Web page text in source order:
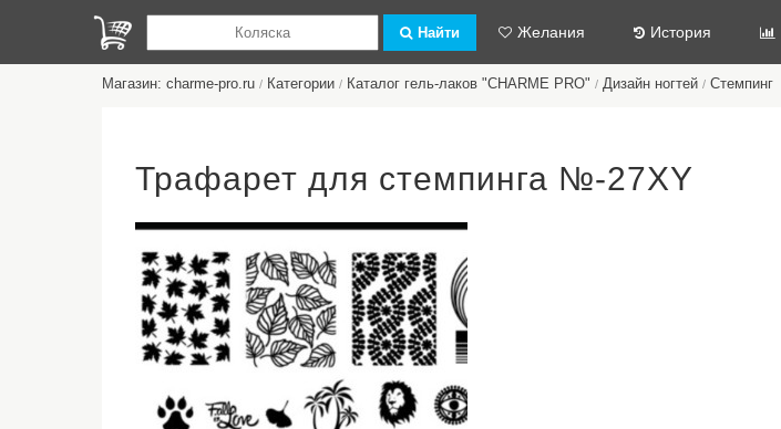
Найти Желания История
Магазин: charme-pro.ru / Категории / Каталог гель-лаков "CHARME PRO" / Дизайн ногтей / Стемпинг
Трафарет для стемпинга №-27XY